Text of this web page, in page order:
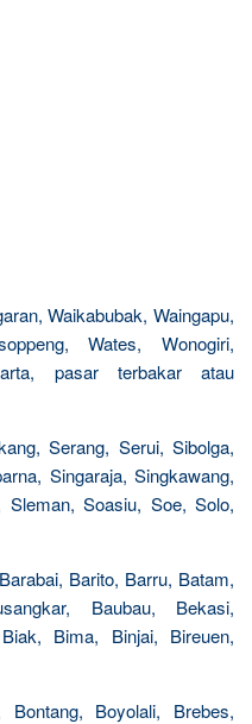
Waikabubak, Waingapu,
Wates, Wonogiri,
pasar terbakar atau
Serang, Serui, Sibolga,
Singaraja, Singkawang,
Sleman, Soasiu, Soe, Solo,
Barito, Barru, Batam,
Baubau, Bekasi,
Bima, Binjai, Bireuen,
Bontang, Boyolali, Brebes,